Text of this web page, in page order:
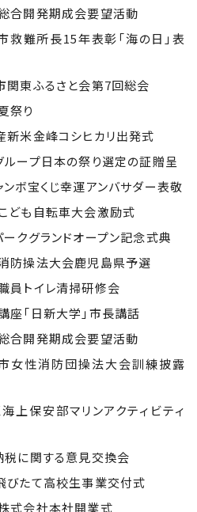
開発期成会要望活動
難所長15年表彰「海の日」表
東ふるさと会第7回総会
祭り
米金峰コシヒカリ出発式
ープ日本の祭り選定の証贈呈
ボ宝くじ幸運アンバサダー表敬
も自転車大会激励式
クグランドオープン記念式典
操法大会鹿児島県予選
トイレ清掃研修会
「日新大学」市長講話
開発期成会要望活動
女性消防団操法大会訓練披露
保安部マリンアクティビティ
に関する意見交換会
たて高校生事業交付式
式会社本社開業式